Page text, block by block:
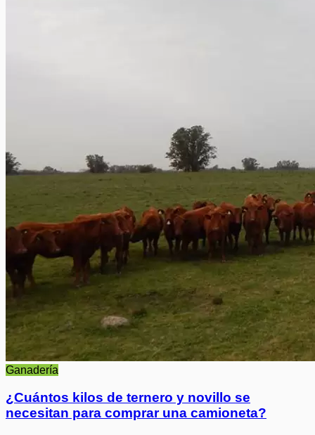
Ganadería
¿Cuántos kilos de ternero y novillo se
necesitan para comprar una camioneta?